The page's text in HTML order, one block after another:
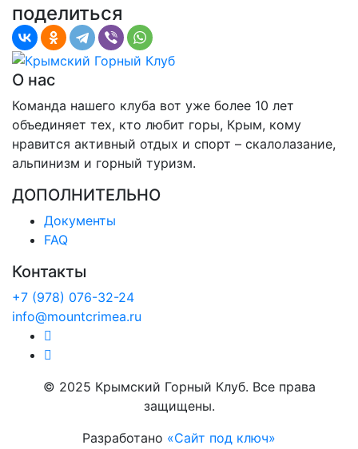
поделиться
О нас
Команда нашего клуба вот уже более 10 лет
объединяет тех, кто любит горы, Крым, кому
нравится активный отдых и спорт – скалолазание,
альпинизм и горный туризм.
ДОПОЛНИТЕЛЬНО
Документы
FAQ
Контакты
+7 (978) 076-32-24
info@mountcrimea.ru
© 2025 Крымский Горный Клуб. Все права
защищены.
Разработано «Сайт под ключ»